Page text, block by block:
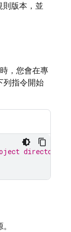
則版本，並
，您會在專
列指令開始
directory,